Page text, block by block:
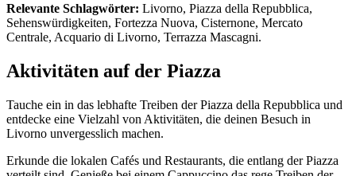
Relevante Schlagwörter: Livorno, Piazza della Repubblica,
Sehenswürdigkeiten, Fortezza Nuova, Cisternone, Mercato
Centrale, Acquario di Livorno, Terrazza Mascagni.
Aktivitäten auf der Piazza
Tauche ein in das lebhafte Treiben der Piazza della Repubblica und
entdecke eine Vielzahl von Aktivitäten, die deinen Besuch in
Livorno unvergesslich machen.
Erkunde die lokalen Cafés und Restaurants, die entlang der Piazza